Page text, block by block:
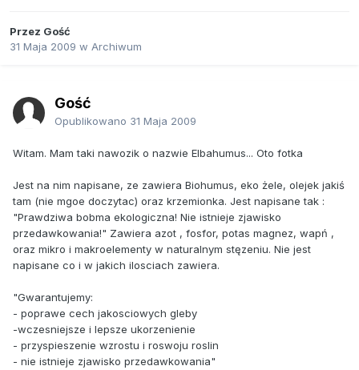
Przez Gość
31 Maja 2009 w Archiwum
Gość
Opublikowano 31 Maja 2009
Witam. Mam taki nawozik o nazwie Elbahumus... Oto fotka
Jest na nim napisane, ze zawiera Biohumus, eko żele, olejek jakiś
tam (nie mgoe doczytac) oraz krzemionka. Jest napisane tak :
"Prawdziwa bobma ekologiczna! Nie istnieje zjawisko
przedawkowania!" Zawiera azot , fosfor, potas magnez, wapń ,
oraz mikro i makroelementy w naturalnym stęzeniu. Nie jest
napisane co i w jakich ilosciach zawiera.
"Gwarantujemy:
- poprawe cech jakosciowych gleby
-wczesniejsze i lepsze ukorzenienie
- przyspieszenie wzrostu i roswoju roslin
- nie istnieje zjawisko przedawkowania"